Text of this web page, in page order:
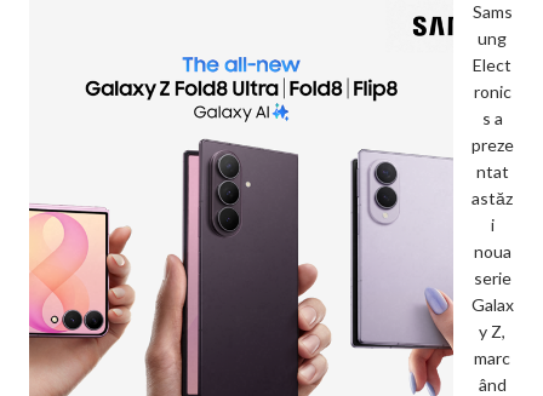
Sams
ung
Elect
ronic
s a
preze
ntat
astăz
i
noua
serie
Galax
y Z,
marc
ând